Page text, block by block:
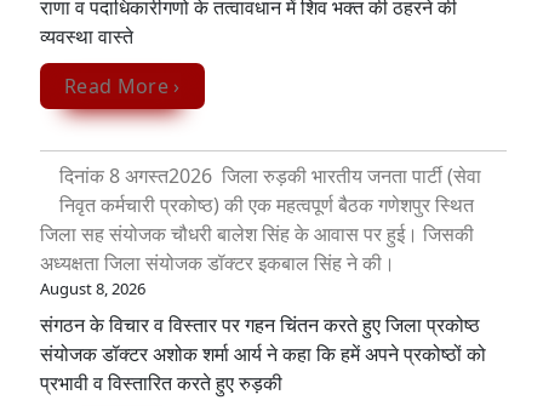
राणा व पदाधिकारीगणो के तत्वावधान में शिव भक्त की ठहरने की
व्यवस्था वास्ते
Read More ›
दिनांक 8 अगस्त2026 जिला रुड़की भारतीय जनता पार्टी (सेवा
निवृत कर्मचारी प्रकोष्ठ) की एक महत्वपूर्ण बैठक गणेशपुर स्थित
जिला सह संयोजक चौधरी बालेश सिंह के आवास पर हुई। जिसकी
अध्यक्षता जिला संयोजक डॉक्टर इकबाल सिंह ने की।
August 8, 2026
संगठन के विचार व विस्तार पर गहन चिंतन करते हुए जिला प्रकोष्ठ
संयोजक डॉक्टर अशोक शर्मा आर्य ने कहा कि हमें अपने प्रकोष्ठों को
प्रभावी व विस्तारित करते हुए रुड़की